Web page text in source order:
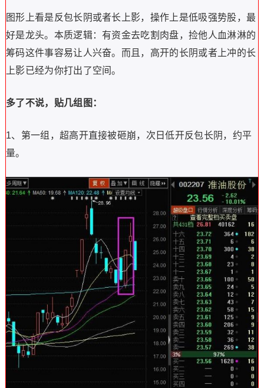
图形上看是反包长阴或者长上影，操作上是低吸强势股，最
好是龙头。本质逻辑：有资金去吃割肉盘，捡他人血淋淋的
筹码这件事容易让人兴奋。而且，高开的长阴或者上冲的长
上影已经为你打出了空间。
多了不说，贴几组图：
1、第一组，超高开直接被砸崩，次日低开反包长阴，约平
量。